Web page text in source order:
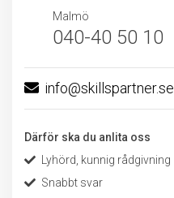
Malmö
040-40 50 10
info@skillspartner.se
Därför ska du anlita oss
Lyhörd, kunnig rådgivning
Snabbt svar